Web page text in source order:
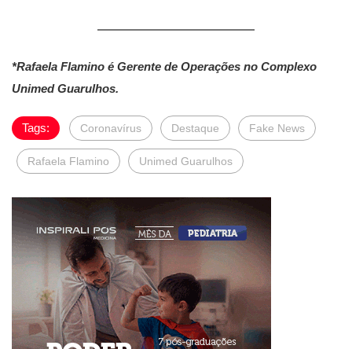
*Rafaela Flamino é Gerente de Operações no Complexo
Unimed Guarulhos.
Tags: Coronavírus Destaque Fake News
Rafaela Flamino Unimed Guarulhos